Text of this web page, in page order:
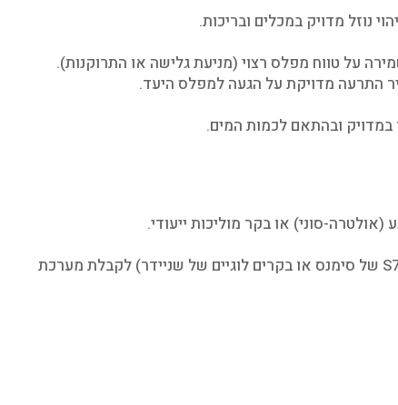
נוזל מדויק במכלים ובריכות.
על טווח מפלס רצוי (מניעת גלישה או התרוקנות).
התרעה מדויקת על הגעה למפלס היעד.
במדויק ובהתאם לכמות המים.
סוני) או בקר מוליכות ייעודי.
ניתן לשלב מודולים של בקרת מפלס ישירות עם בקרים מתוכנתים (PLC) תעשייתיים (כמו סדרות S7 של סימנס או בקרים לוגיים של שניידר) לקבלת מערכת